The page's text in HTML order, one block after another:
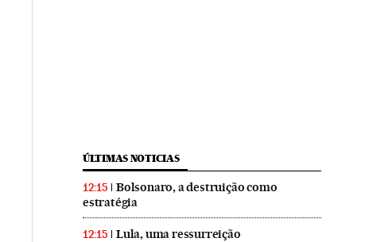
ÚLTIMAS NOTICIAS
12:15
Bolsonaro, a destruição como
estratégia
12:15 Lula, uma ressurreição